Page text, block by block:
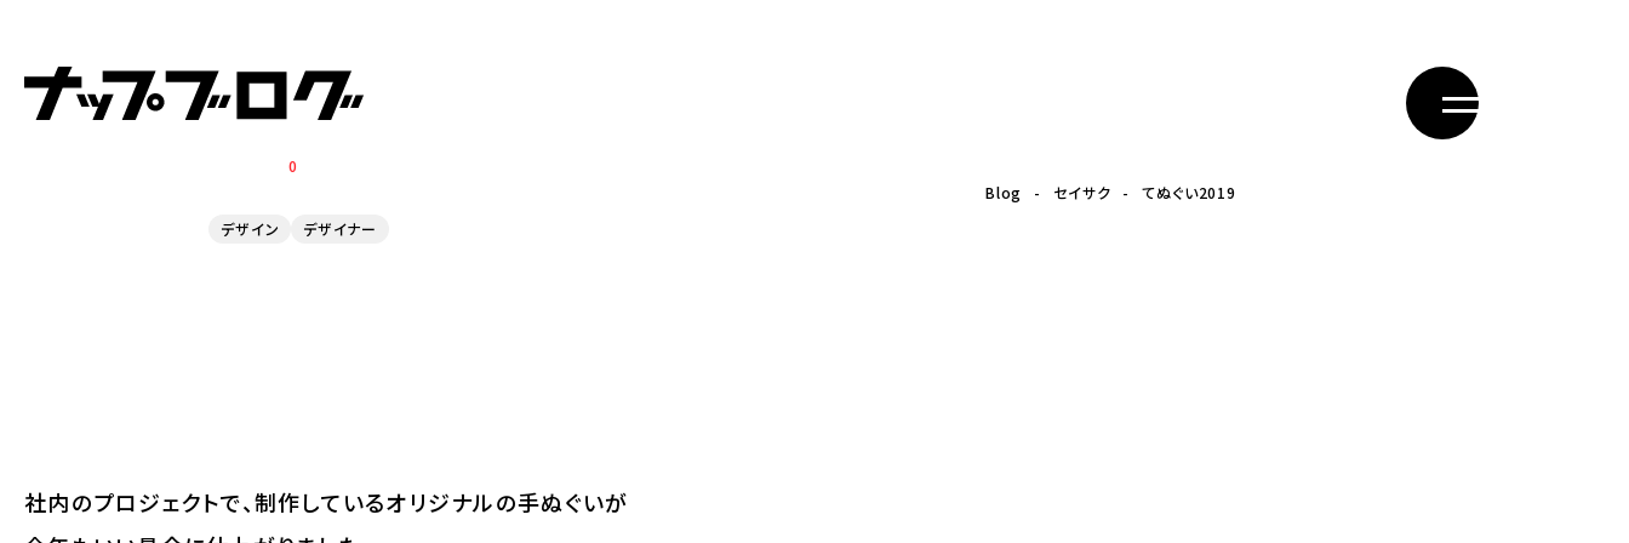
Blog セイサク てぬぐい2019
てぬぐい2019
0
デザイン デザイナー
社内のプロジェクトで、制作しているオリジナルの手ぬぐいが